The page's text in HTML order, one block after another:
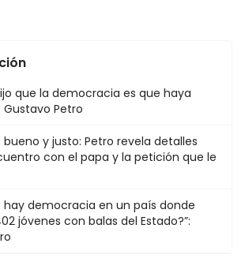
que la democracia es que haya
Petro
y justo: Petro revela detalles
con el papa y la petición que le
hay democracia en un país donde
jóvenes con balas del Estado?”: